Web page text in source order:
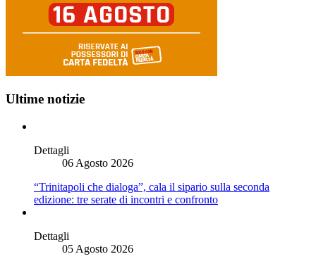
Ultime notizie
Dettagli
06 Agosto 2026
“Trinitapoli che dialoga”, cala il sipario sulla seconda
edizione: tre serate di incontri e confronto
Dettagli
05 Agosto 2026